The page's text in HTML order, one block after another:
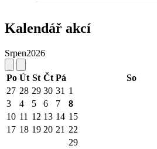
Kalendář akcí
Srpen2026
Po Út St Čt Pá So
27 28 29 30 31 1
3
4 5 6 7 8
10 11 12 13 14 15
17 18 19 20 21 22
29